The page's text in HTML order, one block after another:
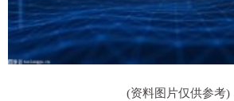
(资料图片仅供参考)